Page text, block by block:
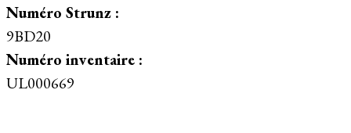
Numéro Strunz :
9BD20
Numéro inventaire :
UL000669